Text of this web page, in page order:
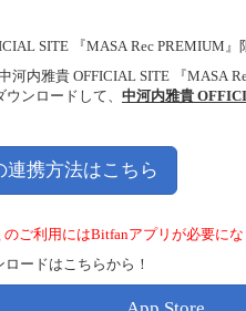
SITE 『MASA Rec PREMIUM』
河内雅貴 OFFICIAL SITE 『MASA
ンロードして、 中河内雅貴
連携方法はこちら
ご利用にはBitfanアプリが必要にな
ードはこちらから！